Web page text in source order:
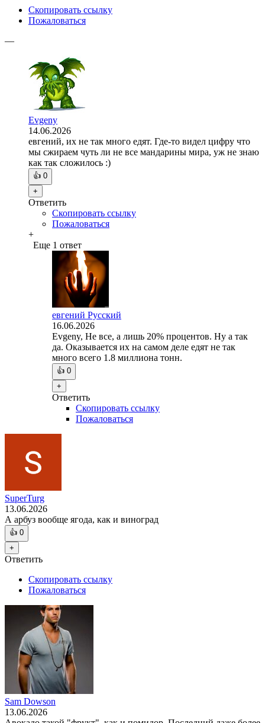
Скопировать ссылку
Пожаловаться
—
Evgeny
14.06.2026
евгений, их не так много едят. Где-то видел цифру что
мы сжираем чуть ли не все мандарины мира, уж не знаю
как так сложилось :)
👍 0
+
Ответить
Скопировать ссылку
Пожаловаться
+
Еще 1 ответ
евгений Русский
16.06.2026
Evgeny, Не все, а лишь 20% процентов. Ну а так
да. Оказывается их на самом деле едят не так
много всего 1.8 миллиона тонн.
👍 0
+
Ответить
Скопировать ссылку
Пожаловаться
SuperTurg
13.06.2026
А арбуз вообще ягода, как и виноград
👍 0
+
Ответить
Скопировать ссылку
Пожаловаться
Sam Dowson
13.06.2026